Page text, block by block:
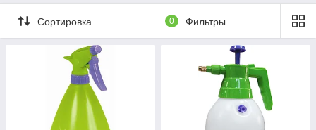
Сортировка 0 Фильтры